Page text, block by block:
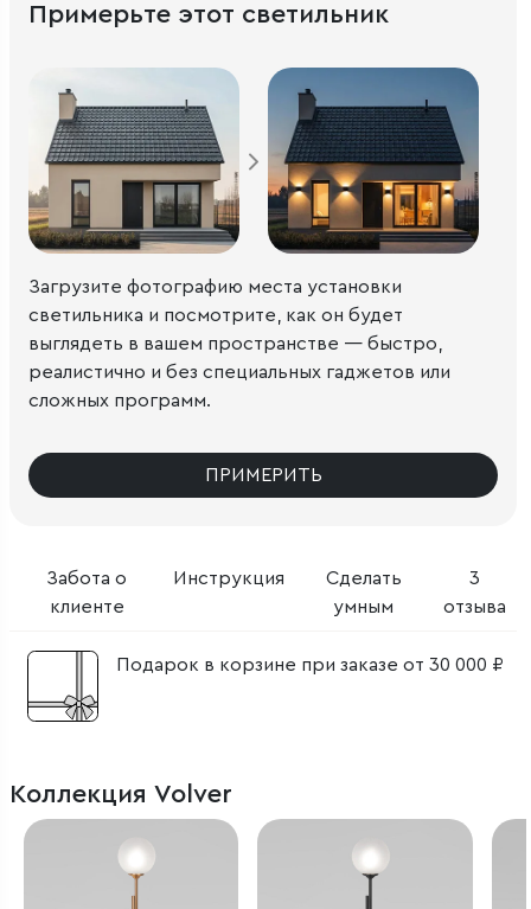
Забота о
клиенте
Инструкция
Сделать
умным
3
отзыва
Подарок в корзине при заказе от 30 000 ₽
Примерьте этот светильник
Загрузите фотографию места установки
светильника и посмотрите, как он будет
выглядеть в вашем пространстве — быстро,
реалистично и без специальных гаджетов или
сложных программ.
ПРИМЕРИТЬ
Коллекция Volver